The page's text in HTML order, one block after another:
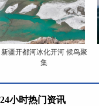
新疆开都河冰化开河 候鸟聚
集
24小时热门资讯